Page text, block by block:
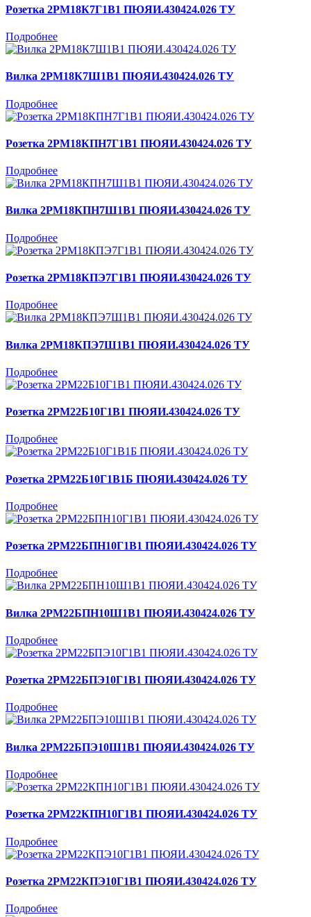
Розетка 2РМ18К7Г1В1 ПЮЯИ.430424.026 ТУ
Подробнее
Вилка 2РМ18К7Ш1В1 ПЮЯИ.430424.026 ТУ
Подробнее
Розетка 2РМ18КПН7Г1В1 ПЮЯИ.430424.026 ТУ
Подробнее
Вилка 2РМ18КПН7Ш1В1 ПЮЯИ.430424.026 ТУ
Подробнее
Розетка 2РМ18КПЭ7Г1В1 ПЮЯИ.430424.026 ТУ
Подробнее
Вилка 2РМ18КПЭ7Ш1В1 ПЮЯИ.430424.026 ТУ
Подробнее
Розетка 2РМ22Б10Г1В1 ПЮЯИ.430424.026 ТУ
Подробнее
Розетка 2РМ22Б10Г1В1Б ПЮЯИ.430424.026 ТУ
Подробнее
Розетка 2РМ22БПН10Г1В1 ПЮЯИ.430424.026 ТУ
Подробнее
Вилка 2РМ22БПН10Ш1В1 ПЮЯИ.430424.026 ТУ
Подробнее
Розетка 2РМ22БПЭ10Г1В1 ПЮЯИ.430424.026 ТУ
Подробнее
Вилка 2РМ22БПЭ10Ш1В1 ПЮЯИ.430424.026 ТУ
Подробнее
Розетка 2РМ22КПН10Г1В1 ПЮЯИ.430424.026 ТУ
Подробнее
Розетка 2РМ22КПЭ10Г1В1 ПЮЯИ.430424.026 ТУ
Подробнее